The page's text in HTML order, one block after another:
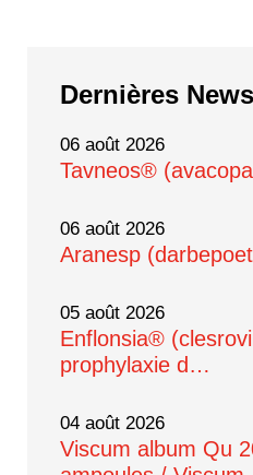
Dernières News
06 août 2026
Tavneos®
06 août 2026
Aranesp
05 août 2026
Enflonsia®
prophylaxie d…
04 août 2026
Viscum album Qu